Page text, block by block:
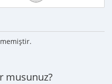
musunuz?